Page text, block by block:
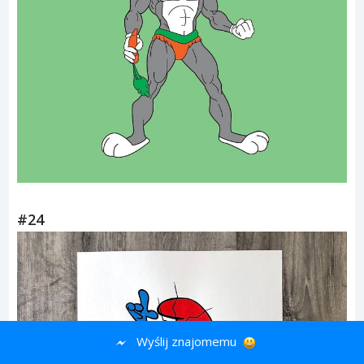
#24
Wyślij znajomemu